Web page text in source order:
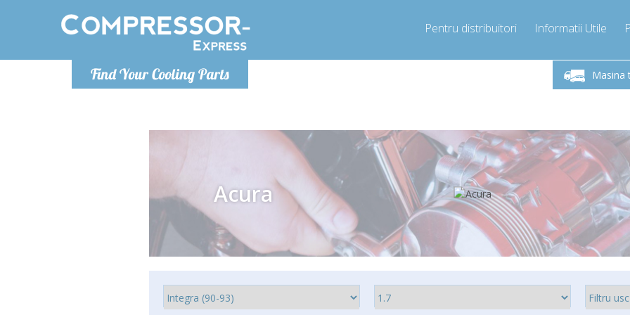
Find Your Cooling Parts
Pentru distribuitori Informatii Utile
Masina
Luni-Vineri 9.00 -17.00
Sunati Acum!
Luni-
Acura